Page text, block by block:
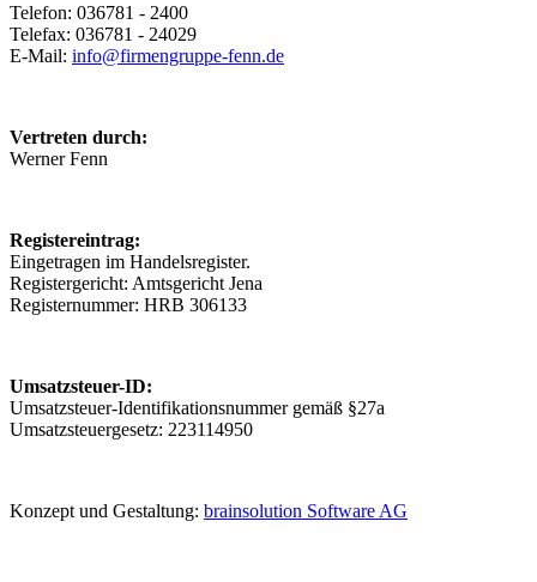
Telefon: 036781 - 2400
Telefax: 036781 - 24029
E-Mail: info@firmengruppe-fenn.de
Vertreten durch:
Werner Fenn
Registereintrag:
Eingetragen im Handelsregister.
Registergericht: Amtsgericht Jena
Registernummer: HRB 306133
Umsatzsteuer-ID:
Umsatzsteuer-Identifikationsnummer gemäß §27a
Umsatzsteuergesetz: 223114950
Konzept und Gestaltung: brainsolution Software AG